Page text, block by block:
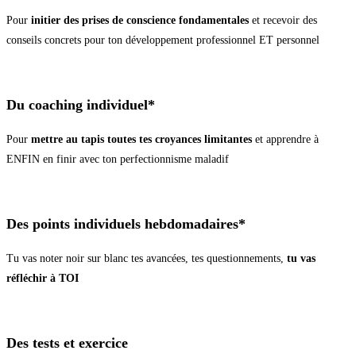
Pour initier des prises de conscience fondamentales et recevoir des
conseils concrets pour ton développement professionnel ET personnel
Du coaching individuel*
Pour mettre au tapis toutes tes croyances limitantes et apprendre à
ENFIN en finir avec ton perfectionnisme maladif
Des points individuels hebdomadaires*
Tu vas noter noir sur blanc tes avancées, tes questionnements, tu vas
réfléchir à TOI
Des tests et exercice